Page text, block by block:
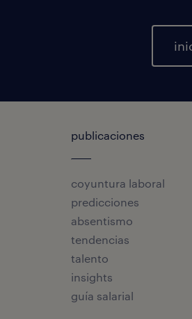
publicaciones
coyuntura laboral
predicciones
absentismo
tendencias
talento
insights
guía salarial